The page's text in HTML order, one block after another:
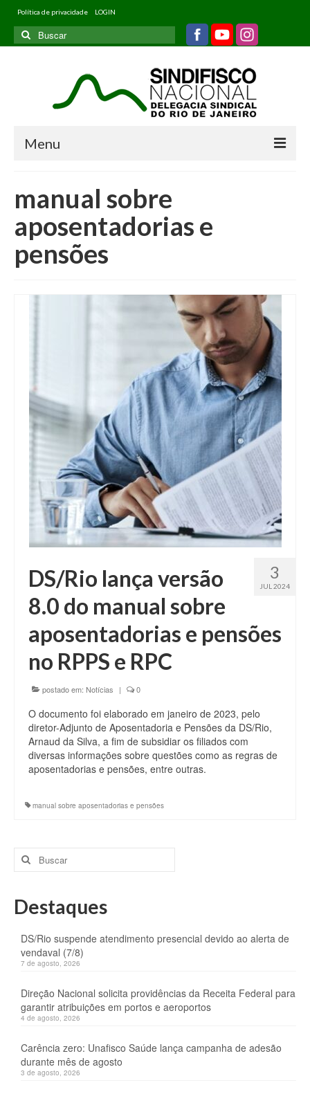
Política de privacidade LOGIN
Buscar
por:
Menu
Quem somos
Filiados
Informativos
Jurídico
manual sobre
aposentadorias e
pensões
3
JUL 2024
DS/Rio lança versão
8.0 do manual sobre
aposentadorias e pensões
no RPPS e RPC
postado em: Notícias | 0
O documento foi elaborado em janeiro de 2023, pelo
diretor-Adjunto de Aposentadoria e Pensões da DS/Rio,
Arnaud da Silva, a fim de subsidiar os filiados com
diversas informações sobre questões como as regras de
aposentadorias e pensões, entre outras.
manual sobre aposentadorias e pensões
Buscar
por:
Destaques
DS/Rio suspende atendimento presencial devido ao alerta de
vendaval (7/8)
7 de agosto, 2026
Direção Nacional solicita providências da Receita Federal para
garantir atribuições em portos e aeroportos
4 de agosto, 2026
Carência zero: Unafisco Saúde lança campanha de adesão
durante mês de agosto
3 de agosto, 2026